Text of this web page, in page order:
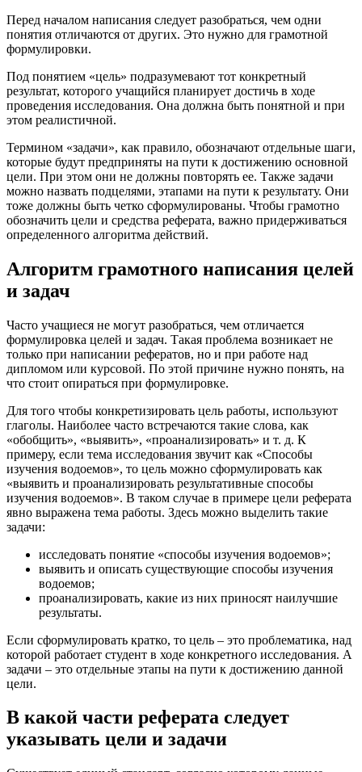
Перед началом написания следует разобраться, чем одни
понятия отличаются от других. Это нужно для грамотной
формулировки.
Под понятием «цель» подразумевают тот конкретный
результат, которого учащийся планирует достичь в ходе
проведения исследования. Она должна быть понятной и при
этом реалистичной.
Термином «задачи», как правило, обозначают отдельные шаги,
которые будут предприняты на пути к достижению основной
цели. При этом они не должны повторять ее. Также задачи
можно назвать подцелями, этапами на пути к результату. Они
тоже должны быть четко сформулированы. Чтобы грамотно
обозначить цели и средства реферата, важно придерживаться
определенного алгоритма действий.
Алгоритм грамотного написания целей
и задач
Часто учащиеся не могут разобраться, чем отличается
формулировка целей и задач. Такая проблема возникает не
только при написании рефератов, но и при работе над
дипломом или курсовой. По этой причине нужно понять, на
что стоит опираться при формулировке.
Для того чтобы конкретизировать цель работы, используют
глаголы. Наиболее часто встречаются такие слова, как
«обобщить», «выявить», «проанализировать» и т. д. К
примеру, если тема исследования звучит как «Способы
изучения водоемов», то цель можно сформулировать как
«выявить и проанализировать результативные способы
изучения водоемов». В таком случае в примере цели реферата
явно выражена тема работы. Здесь можно выделить такие
задачи:
исследовать понятие «способы изучения водоемов»;
выявить и описать существующие способы изучения
водоемов;
проанализировать, какие из них приносят наилучшие
результаты.
Если сформулировать кратко, то цель – это проблематика, над
которой работает студент в ходе конкретного исследования. А
задачи – это отдельные этапы на пути к достижению данной
цели.
В какой части реферата следует
указывать цели и задачи